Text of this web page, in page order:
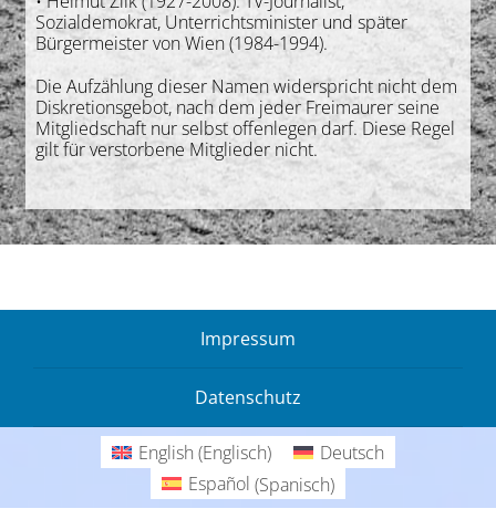
Sozialdemokrat, Unterrichtsminister und später
Bürgermeister von Wien (1984-1994).
Die Aufzählung dieser Namen widerspricht nicht dem
Diskretionsgebot, nach dem jeder Freimaurer seine
Mitgliedschaft nur selbst offenlegen darf. Diese Regel
gilt für verstorbene Mitglieder nicht.
Impressum
Datenschutz
English (Englisch)
Deutsch
Español (Spanisch)